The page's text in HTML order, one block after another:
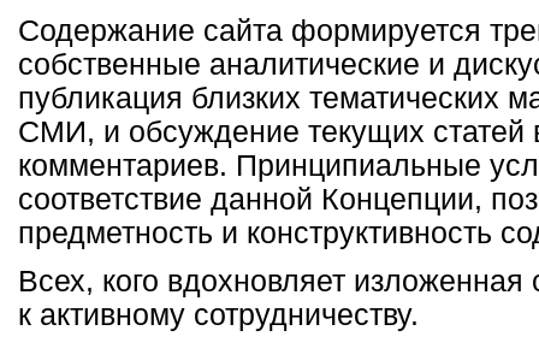
Содержание сайта формируется
собственные аналитические и
публикация близких тематических
СМИ, и обсуждение текущих статей
комментариев. Принципиальные
соответствие данной Концепции,
предметность и конструктивность
Всех, кого вдохновляет изложенная
к активному сотрудничеству.